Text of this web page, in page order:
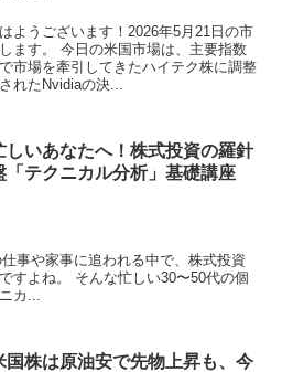
ようございます！2026年5月21日の市
ます。 今日の米国市場は、主要指数
市場を牽引してきたハイテク株に調整
れたNvidiaの決...
しいあなたへ！株式投資の羅針
「テクニカル分析」基礎講座
事や家事に追われる中で、株式投資
すよね。 そんな忙しい30〜50代の個
カ...
国株は原油安で先物上昇も、今